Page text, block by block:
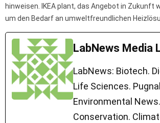
hinweisen. IKEA plant, das Angebot in Zukunft
um den Bedarf an umweltfreundlichen
LabNews Media
LabNews: Biotech.
Life Sciences.
Environmental
Conservation.